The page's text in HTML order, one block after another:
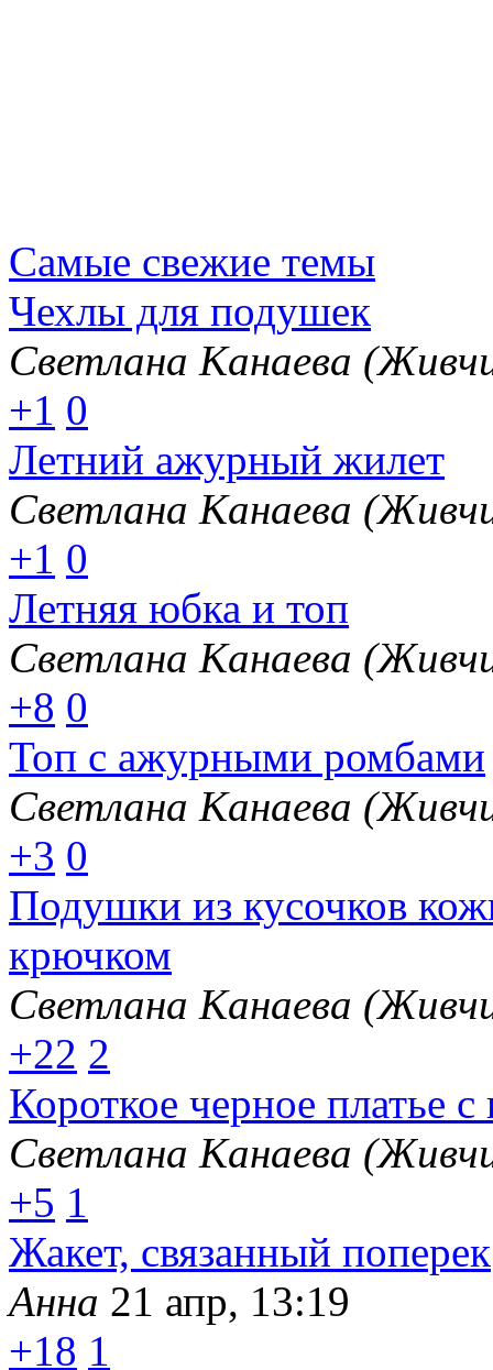
Самые свежие темы
Чехлы для подушек
Светлана Канаева
+1 0
Летний ажурный жилет
Светлана Канаева
+1 0
Летняя юбка и топ
Светлана Канаева
+8 0
Топ с ажурными ромбами
Светлана Канаева
+3 0
Подушки из кусочков
крючком
Светлана Канаева
+22 2
Короткое черное платье
Светлана Канаева
+5 1
Жакет, связанный поперек
Анна 21 апр, 13:19
+18 1